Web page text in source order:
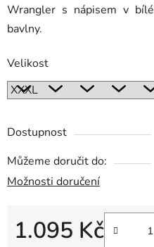
Wrangler s nápisem v
bavlny.
Velikost
Dostupnost
Můžeme doručit do:
Možnosti doručení
1.095 Kč